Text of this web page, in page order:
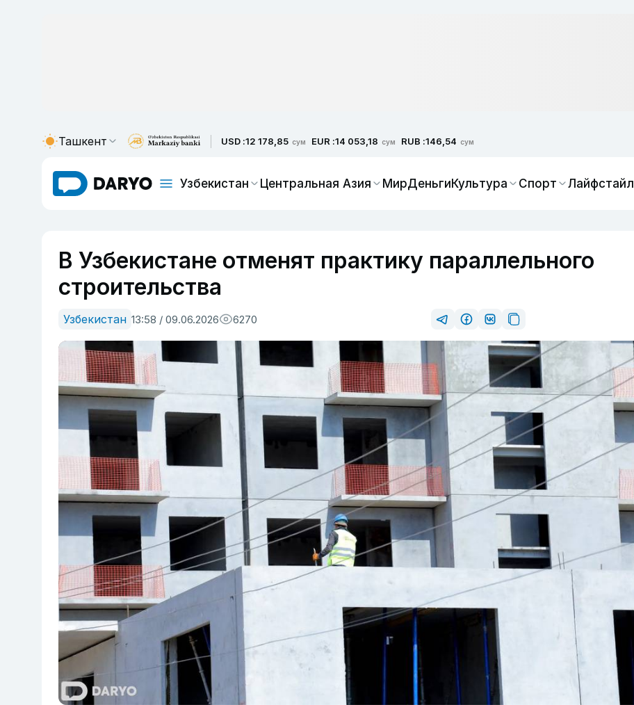
Ташкент USD :12 178,85 сум EUR :14 053,18 сум RUB :146,54 сум
Узбекистан Центральная Азия МирДеньгиКультура Спорт Лайфстайл
В Узбекистане отменят практику параллельного
строительства
Узбекистан 13:58 / 09.06.2026 6270